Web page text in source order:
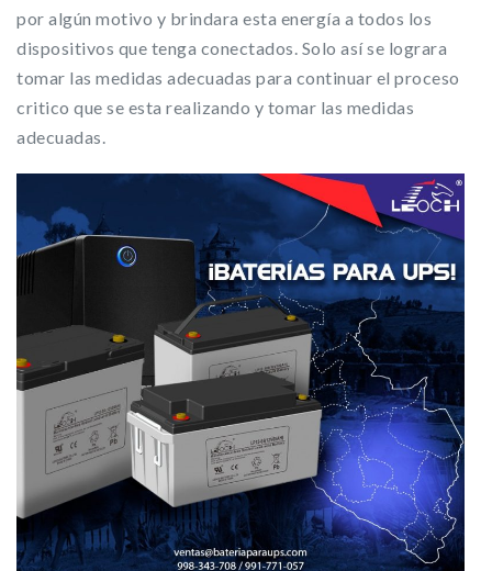
por algún motivo y brindara esta energía a todos los
dispositivos que tenga conectados. Solo así se lograra
tomar las medidas adecuadas para continuar el proceso
critico que se esta realizando y tomar las medidas
adecuadas.